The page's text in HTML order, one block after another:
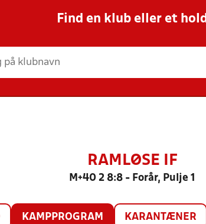
Find en klub eller et hold
RAMLØSE IF
M+40 2 8:8 - Forår, Pulje 1
KAMPPROGRAM KARANTÆNER